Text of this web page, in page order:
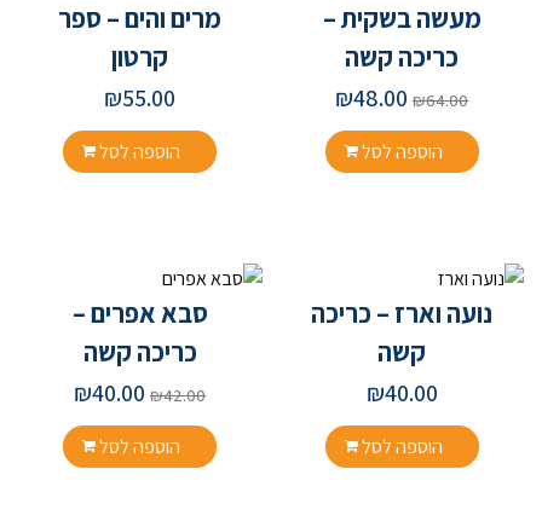
מעשה בשקית –
כריכה קשה
₪64.00
₪48.00
הוספה לסל
מרים והים – ספר
קרטון
₪55.00
הוספה לסל
נועה וארז – כריכה
קשה
₪40.00
הוספה לסל
סבא אפרים –
כריכה קשה
₪42.00
₪40.00
הוספה לסל